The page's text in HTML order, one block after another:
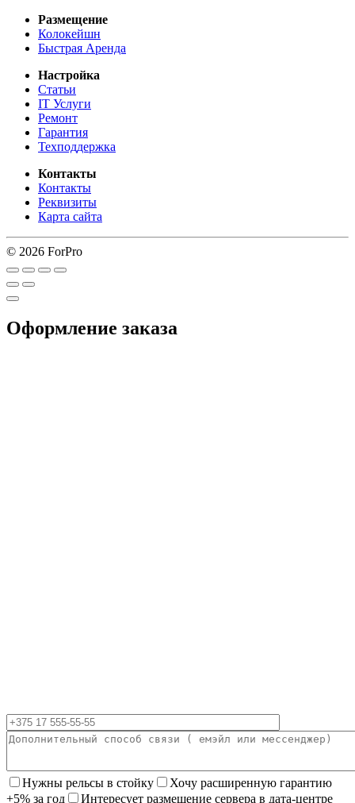
Размещение
Колокейшн
Быстрая Аренда
Настройка
Статьи
IT Услуги
Ремонт
Гарантия
Техподдержка
Контакты
Контакты
Реквизиты
Карта сайта
© 2026 ForPro
Оформление заказа
Нужны рельсы в стойку
Хочу расширенную гарантию
+5% за год
Интересует размещение сервера в дата-центре